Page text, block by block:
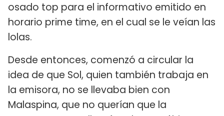
osado top para el informativo emitido en
horario prime time, en el cual se le veían las
lolas.
Desde entonces, comenzó a circular la
idea de que Sol, quien también trabaja en
la emisora, no se llevaba bien con
Malaspina, que no querían que la